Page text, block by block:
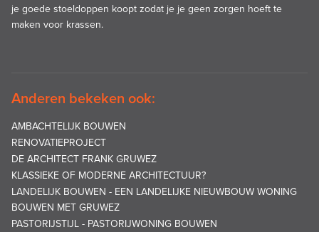
je goede stoeldoppen koopt zodat je je geen zorgen hoeft te
maken voor krassen.
Anderen bekeken ook:
AMBACHTELIJK BOUWEN
RENOVATIEPROJECT
DE ARCHITECT FRANK GRUWEZ
KLASSIEKE OF MODERNE ARCHITECTUUR?
LANDELIJK BOUWEN - EEN LANDELIJKE NIEUWBOUW WONING
BOUWEN MET GRUWEZ
PASTORIJSTIJL - PASTORIJWONING BOUWEN